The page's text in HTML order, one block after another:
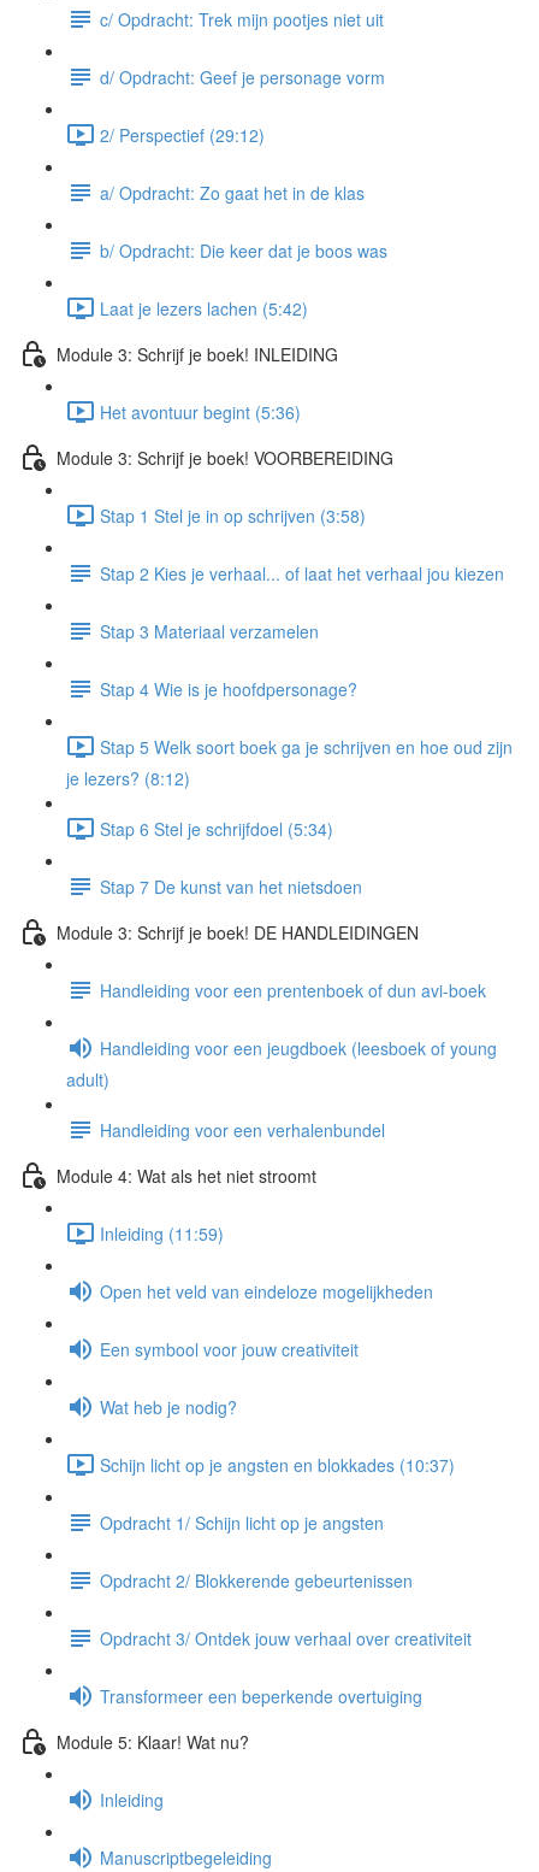
c/ Opdracht: Trek mijn pootjes niet uit
d/ Opdracht: Geef je personage vorm
2/ Perspectief (29:12)
a/ Opdracht: Zo gaat het in de klas
b/ Opdracht: Die keer dat je boos was
Laat je lezers lachen (5:42)
Module 3: Schrijf je boek! INLEIDING
Het avontuur begint (5:36)
Module 3: Schrijf je boek! VOORBEREIDING
Stap 1 Stel je in op schrijven (3:58)
Stap 2 Kies je verhaal... of laat het verhaal jou kiezen
Stap 3 Materiaal verzamelen
Stap 4 Wie is je hoofdpersonage?
Stap 5 Welk soort boek ga je schrijven en hoe oud zijn
je lezers? (8:12)
Stap 6 Stel je schrijfdoel (5:34)
Stap 7 De kunst van het nietsdoen
Module 3: Schrijf je boek! DE HANDLEIDINGEN
Handleiding voor een prentenboek of dun avi-boek
Handleiding voor een jeugdboek (leesboek of young
adult)
Handleiding voor een verhalenbundel
Module 4: Wat als het niet stroomt
Inleiding (11:59)
Open het veld van eindeloze mogelijkheden
Een symbool voor jouw creativiteit
Wat heb je nodig?
Schijn licht op je angsten en blokkades (10:37)
Opdracht 1/ Schijn licht op je angsten
Opdracht 2/ Blokkerende gebeurtenissen
Opdracht 3/ Ontdek jouw verhaal over creativiteit
Transformeer een beperkende overtuiging
Module 5: Klaar! Wat nu?
Inleiding
Manuscriptbegeleiding